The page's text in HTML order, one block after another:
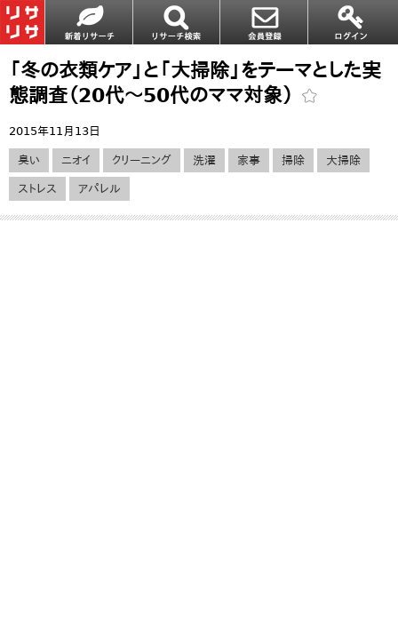
「冬の衣類ケア」と「大掃除」をテーマとした実
態調査（20代～50代のママ対象）
2015年11月13日
臭い ニオイ クリーニング 洗濯 家事 掃除 大掃除
ストレス アパレル